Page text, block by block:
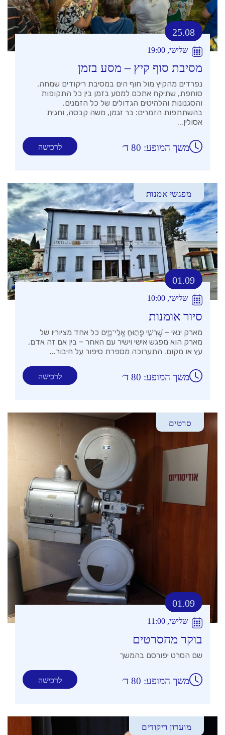
25.08
שלישי, 19:00
מסיבת סוף קיץ – מסע בזמן
נפרדים מהקיץ מול חוף הים במסיבת ריקודים שמחה,
סוחפת, שתיקח אתכם למסע בזמן בין כל התקופות
והסגנונות והלהיטים הגדולים של כל הזמנים.
בהשתתפות הזמרים: בר זגמן, משה קבסה, וחגית
אסולין...
לרכישה משך המופע: 80 ד׳
מפגשי אמנות
01.09
שלישי, 10:00
סיור אומנות
מארק ינאי – שׇׁרְשִׁ֣י פָת֣וּחַ אֱלֵי־מָ֑יִם כל אחד מציוריו של
מארק הוא מפגש אישי וישיר עם האחר – בין אם זה אדם,
עץ או מקום. התערוכה מספרת סיפור על חיבור...
לרכישה משך המופע: 80 ד׳
סרטים
01.09
שלישי, 11:00
בוקר מהסרטים
שם הסרט יפורסם בהמשך
לרכישה משך המופע: 80 ד׳
מועדון ריקודים